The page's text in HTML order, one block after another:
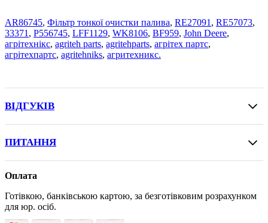
AR86745, Фільтр тонкої очистки палива, RE27091, RE57073,
33371, P556745, LFF1129, WK8106, BF959, John Deere,
агрітехнікс, agriteh parts, agritehparts, агрітех партс,
агрітехпартс, agritehniks, агритехникс.
ВІДГУКІВ
ПИТАННЯ
Оплата
Готівкою, банківською картою, за безготівковим розрахунком
для юр. осіб.